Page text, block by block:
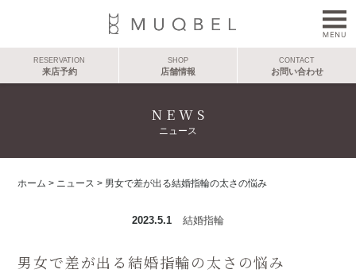
RESERVATION
来店予約
SHOP
店舗情報
CONTACT
お問い合わせ
NEWS
ニュース
ホーム > ニュース > 男女で差が出る結婚指輪の太さの悩み
2023.5.1 結婚指輪
男女で差が出る結婚指輪の太さの悩み